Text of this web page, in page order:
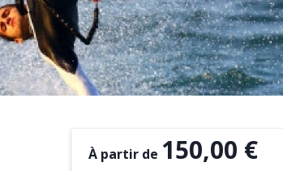
À partir de 150,00 €